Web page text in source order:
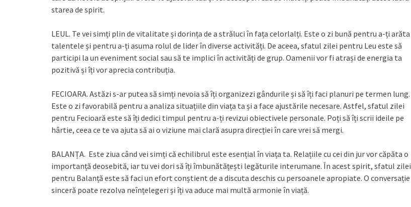
starea de spirit.
LEUL. Te vei simți plin de vitalitate și dorința de a străluci în fața celorlalți. Este o zi bună pentru a-ți arăta
talentele și pentru a-ți asuma rolul de lider în diverse activități. De aceea, sfatul zilei pentru Leu este să
participi la un eveniment social sau să te implici în activități de grup. Oamenii vor fi atrași de energia ta
pozitivă și îți vor aprecia contribuția.
FECIOARA. Astăzi s-ar putea să simți nevoia să îți organizezi gândurile și să îți faci planuri pe termen lung.
Este o zi favorabilă pentru a analiza situațiile din viața ta și a face ajustările necesare. Astfel, sfatul zilei
pentru Fecioară este să îți dedici timpul pentru a-ți revizui obiectivele personale. Poți să îți scrii ideile pe
hârtie, ceea ce te va ajuta să ai o viziune mai clară asupra direcției în care vrei să mergi.
BALANȚA. Este ziua când vei simți că echilibrul este esențial în viața ta. Relațiile cu cei din jur vor căpăta o
importanță deosebită, iar tu vei dori să îți îmbunătățești legăturile interumane. În acest spirit, sfatul zilei
pentru Balanță este să faci un efort conștient de a discuta deschis cu persoanele apropiate. O conversație
sinceră poate rezolva neînțelegeri și îți va aduce mai multă armonie în viață.